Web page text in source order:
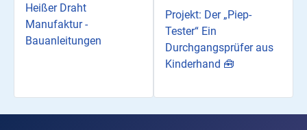
Heißer Draht
Manufaktur -
Bauanleitungen
Projekt: Der „Piep-
Tester“ Ein
Durchgangsprüfer aus
Kinderhand 🧰